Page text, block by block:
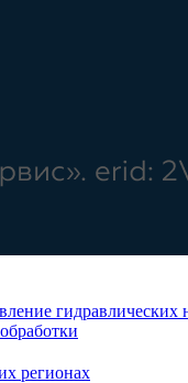
гидравлических
регионах